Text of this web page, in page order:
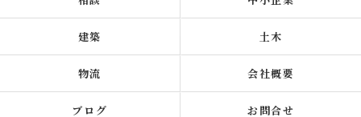
建築 土木
物流 会社概要
ブログ お問合せ